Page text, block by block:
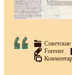
Forester